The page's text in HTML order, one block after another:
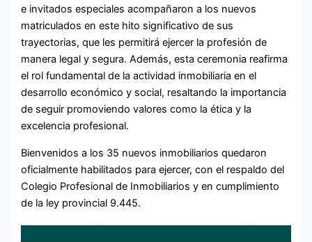
e invitados especiales acompañaron a los nuevos
matriculados en este hito significativo de sus
trayectorias, que les permitirá ejercer la profesión de
manera legal y segura. Además, esta ceremonia reafirma
el rol fundamental de la actividad inmobiliaria en el
desarrollo económico y social, resaltando la importancia
de seguir promoviendo valores como la ética y la
excelencia profesional.
Bienvenidos a los 35 nuevos inmobiliarios quedaron
oficialmente habilitados para ejercer, con el respaldo del
Colegio Profesional de Inmobiliarios y en cumplimiento
de la ley provincial 9.445.